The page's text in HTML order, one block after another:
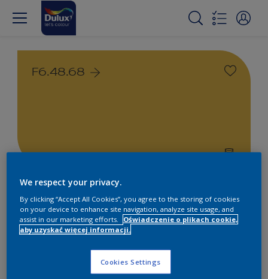
F6.48.68
Farby białe i kolorowe do
wnętrz i na zewnątrz
1Produkty znalezione
Filter
We respect your privacy.
By clicking “Accept All Cookies”, you agree to the storing of cookies
on your device to enhance site navigation, analyze site usage, and
assist in our marketing efforts.
Oświadczenie o plikach cookie,
aby uzyskać więcej informacji.
Cookies Settings